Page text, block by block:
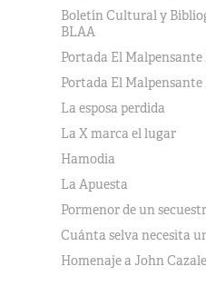
Boletín Cultural y
BLAA
Portada El Malpensante
Portada El Malpensante
La esposa perdida
La X marca el lugar
Hamodia
La Apuesta
Pormenor de un
Cuánta selva necesita
Homenaje a John Cazale